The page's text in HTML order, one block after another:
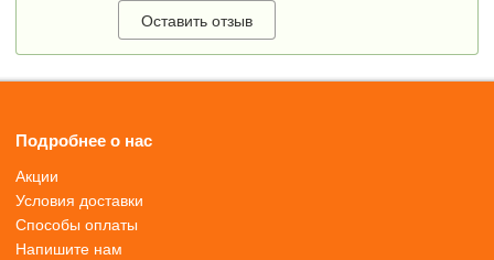
Оставить отзыв
Подробнее о нас
Акции
Условия доставки
Способы оплаты
Напишите нам